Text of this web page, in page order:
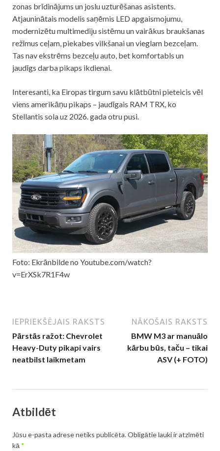
zonas brīdinājums un joslu uzturēšanas asistents.
Atjauninātais modelis saņēmis LED apgaismojumu,
modernizētu multimediju sistēmu un vairākus braukšanas
režīmus ceļam, piekabes vilkšanai un vieglam bezceļam.
Tas nav ekstrēms bezceļu auto, bet komfortabls un
jaudīgs darba pikaps ikdienai.
Interesanti, ka Eiropas tirgum savu klātbūtni pieteicis vēl
viens amerikāņu pikaps – jaudīgais RAM TRX, ko
Stellantis sola uz 2026. gada otru pusi.
Foto: Ekrānbilde no Youtube.com/watch?
v=ErXSk7R1F4w
IEPRIEKŠĒJAIS RAKSTS
Pārstās ražot: Chevrolet
Heavy-Duty pikapi vairs
neatbilst laikmetam
NĀKOŠAIS RAKSTS
BMW M3 ar manuālo
kārbu būs, taču – tikai
ASV (+ FOTO)
Atbildēt
Jūsu e-pasta adrese netiks publicēta.Obligātie lauki ir atzīmēti
kā *